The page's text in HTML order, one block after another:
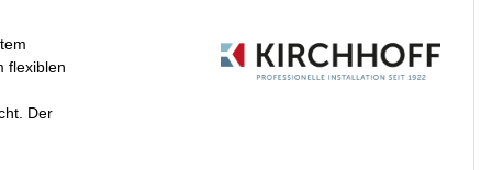
flexiblen
Der